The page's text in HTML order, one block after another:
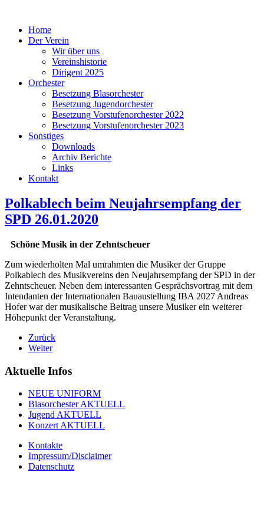
Home
Der Verein
Wir über uns
Vereinshistorie
Dirigent 2025
Orchester
Besetzung Blasorchester
Besetzung Jugendorchester
Besetzung Vorstufenorchester 2022
Besetzung Vorstufenorchester 2023
Sonstiges
Downloads
Archiv Berichte
Links
Kontakt
Polkablech beim Neujahrsempfang der
SPD 26.01.2020
Schöne Musik in der Zehntscheuer
Zum wiederholten Mal umrahmten die Musiker der Gruppe
Polkablech des Musikvereins den Neujahrsempfang der SPD in der
Zehntscheuer. Neben dem interessanten Gesprächsvortrag mit dem
Intendanten der Internationalen Bauaustellung IBA 2027 Andreas
Hofer war der musikalische Beitrag unsere Musiker ein weiterer
Höhepunkt der Veranstaltung.
Zurück
Weiter
Aktuelle Infos
NEUE UNIFORM
Blasorchester AKTUELL
Jugend AKTUELL
Konzert AKTUELL
Kontakte
Impressum/Disclaimer
Datenschutz